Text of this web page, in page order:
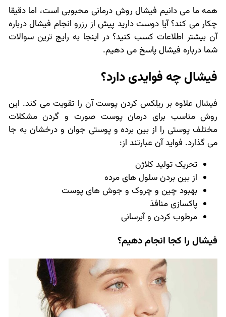
همه ما می دانیم فیشال روش درمانی محبوبی است، اما دقیقا
چکار می کند؟ آیا دوست دارید پیش از رزرو انجام فیشال درباره
آن بیشتر اطلاعات کسب کنید؟ در اینجا به رایج ترین سوالات
شما درباره فیشال پاسخ می دهیم.
فیشال چه فوایدی دارد؟
فیشال علاوه بر ریلکس کردن پوست آن را تقویت می کند. این
روش مناسب برای درمان پوست صورت و گردن مشکلات
مختلف پوستی را از بین برده و پوستی جوان و درخشان به جا
می گذارد. فواید آن عبارتند از:
تحریک تولید کلاژن
از بین بردن سلول های مرده
بهبود چین و چروک و جوش های پوست
پاکسازی منافذ
مرطوب کردن و آبرسانی
فیشال را کجا انجام دهیم؟